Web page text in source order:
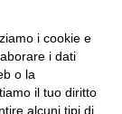
EU
i cookie e
i dati
o la
il tuo diritto
alcuni tipi di